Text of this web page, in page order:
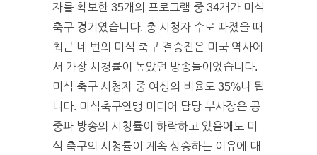
자를 확보한 35개의 프로그램 중 34개가 미식
축구 경기였습니다. 총 시청자 수로 따졌을 때
최근 네 번의 미식 축구 결승전은 미국 역사에
서 가장 시청률이 높았던 방송들이었습니다.
미식 축구 시청자 중 여성의 비율도 35%나 됩
니다. 미식축구연맹 미디어 담당 부사장은 공
중파 방송의 시청률이 하락하고 있음에도 미
식 축구의 시청률이 계속 상승하는 이유에 대